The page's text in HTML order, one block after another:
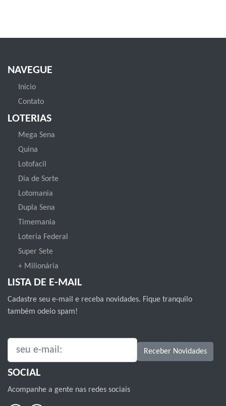
NAVEGUE
Inicio
Contato
LOTERIAS
Mega Sena
Quina
Lotofacil
Dia de Sorte
Lotomania
Dupla Sena
Timemania
Loteria Federal
Super Sete
+ Milionária
LISTA DE E-MAIL
Cadastre seu e-mail e receba novidades. Fique tranquilo
também odeio spam!
SEU E-MAIL: Receber Novidades
SOCIAL
Acompanhe a gente nas redes sociais